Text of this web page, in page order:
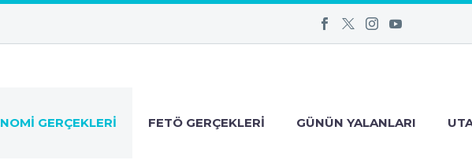
GERÇEKLERI FETÖ GERÇEKLERI GÜNÜN YALANLARI